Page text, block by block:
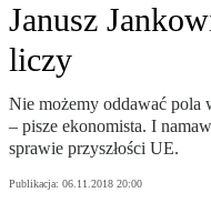
Janusz
liczy
Nie możemy oddawać pola
– pisze ekonomista. I
sprawie przyszłości UE.
Publikacja: 06.11.2018 20:00